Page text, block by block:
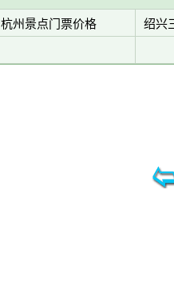
杭州景点门票价格
绍兴